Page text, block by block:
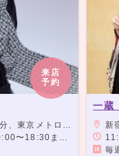
来店
予約
神宮前駅5番出口徒歩2分
18:30まで）
一蔵
新宿区 /
毎